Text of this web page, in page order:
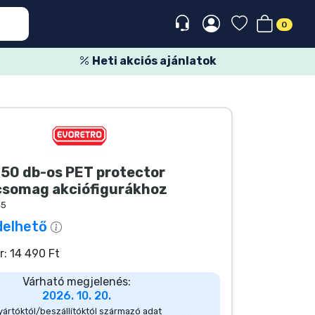
0
Heti akciós ajánlatok
db-os PET protector
akciófigurákhoz
14 490 Ft
Várható megjelenés:
2026. 10. 20.
beszállítóktól származó adat